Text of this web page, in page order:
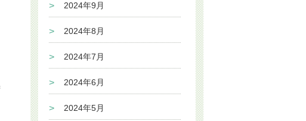
2024年9月
2024年8月
2024年7月
2024年6月
2024年5月